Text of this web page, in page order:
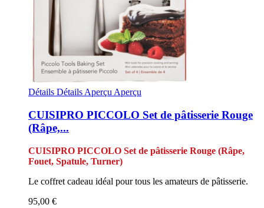
Détails Détails Aperçu Aperçu
CUISIPRO PICCOLO Set de pâtisserie Rouge
(Râpe,...
CUISIPRO PICCOLO Set de pâtisserie Rouge (Râpe,
Fouet, Spatule, Turner)
Le coffret cadeau idéal pour tous les amateurs de pâtisserie.
95,00 €